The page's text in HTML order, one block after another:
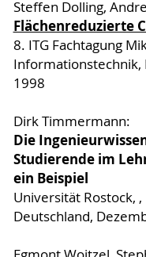
Steffen Dolling,
Flächenreduzierte
8. ITG Fachtagung
Informationstechnik,
1998
Dirk Timmermann:
Die
Studierende im
ein Beispiel
Universität Rostock,
Deutschland,